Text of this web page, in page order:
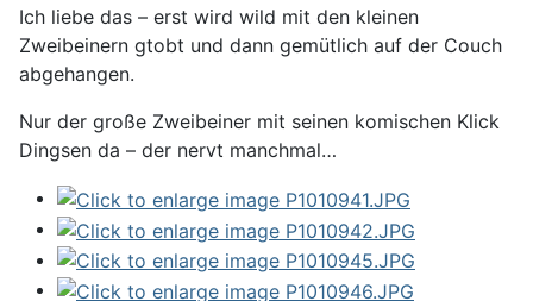
Ich liebe das – erst wird wild mit den kleinen
Zweibeinern gtobt und dann gemütlich auf der Couch
abgehangen.
Nur der große Zweibeiner mit seinen komischen Klick
Dingsen da – der nervt manchmal…